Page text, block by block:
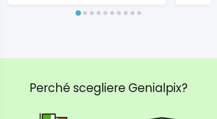
Perché scegliere Genialpix?